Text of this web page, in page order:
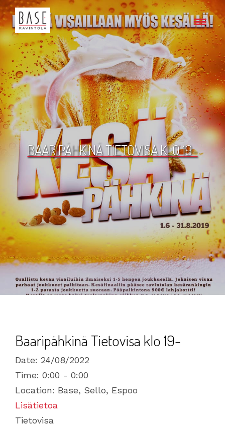
BAARIPÄHKINÄ TIETOVISA KLO 19-
Baaripähkinä Tietovisa klo 19-
Date: 24/08/2022
Time: 0:00 - 0:00
Location: Base, Sello, Espoo
Lisätietoa
Tietovisa